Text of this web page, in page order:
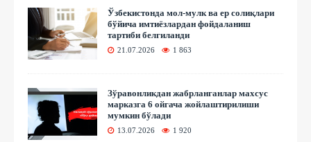
Ўзбекистонда мол-мулк ва ер солиқлари
бўйича имтиёзлардан фойдаланиш
тартиби белгиланди
21.07.2026 1 863
Зўравонликдан жабрланганлар махсус
марказга 6 ойгача жойлаштирилиши
мумкин бўлади
13.07.2026 1 920